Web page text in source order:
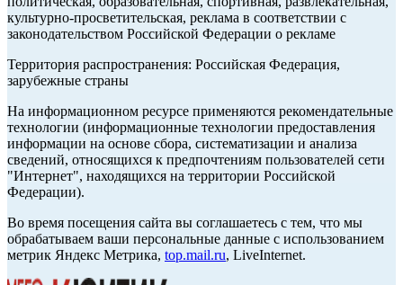
культурно-просветительская, реклама в соответствии с
законодательством Российской Федерации о рекламе
Территория распространения: Российская Федерация,
зарубежные страны
На информационном ресурсе применяются рекомендательные
технологии (информационные технологии предоставления
информации на основе сбора, систематизации и анализа
сведений, относящихся к предпочтениям пользователей сети
"Интернет", находящихся на территории Российской
Федерации).
Во время посещения сайта вы соглашаетесь с тем, что мы
обрабатываем ваши персональные данные с использованием
метрик Яндекс Метрика, top.mail.ru, LiveInternet.